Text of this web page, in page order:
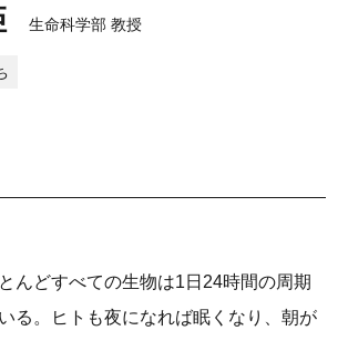
生命科学部 教授
んどすべての生物は1日24時間の周期
る。ヒトも夜になれば眠くなり、朝が